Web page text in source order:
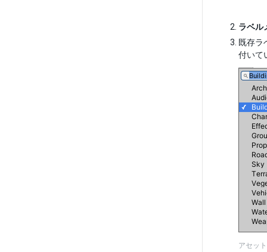
ラベル
既存ラ
付いて
アセッ